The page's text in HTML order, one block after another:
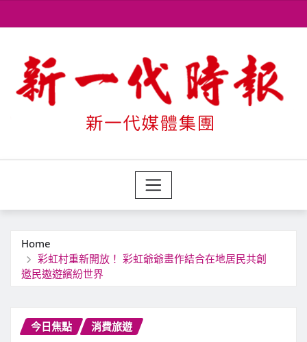
to
Home
彩虹村重新開放！ 彩虹爺爺畫作結合在地居民共創
邀民遨遊繽紛世界
今日焦點 消費旅遊